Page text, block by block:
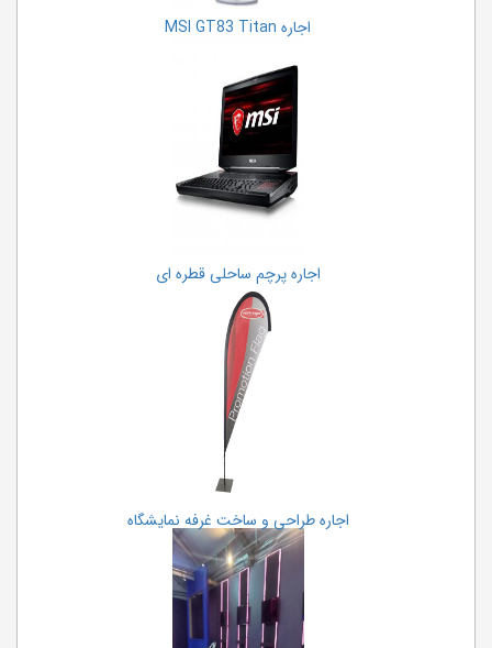
اجاره MSI GT83 Titan
اجاره پرچم ساحلی قطره ای
اجاره طراحی و ساخت غرفه نمایشگاه